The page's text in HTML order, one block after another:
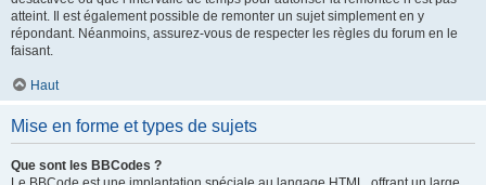
atteint. Il est également possible de remonter un sujet simplement en y
répondant. Néanmoins, assurez-vous de respecter les règles du forum en le
faisant.
Haut
Mise en forme et types de sujets
Que sont les BBCodes ?